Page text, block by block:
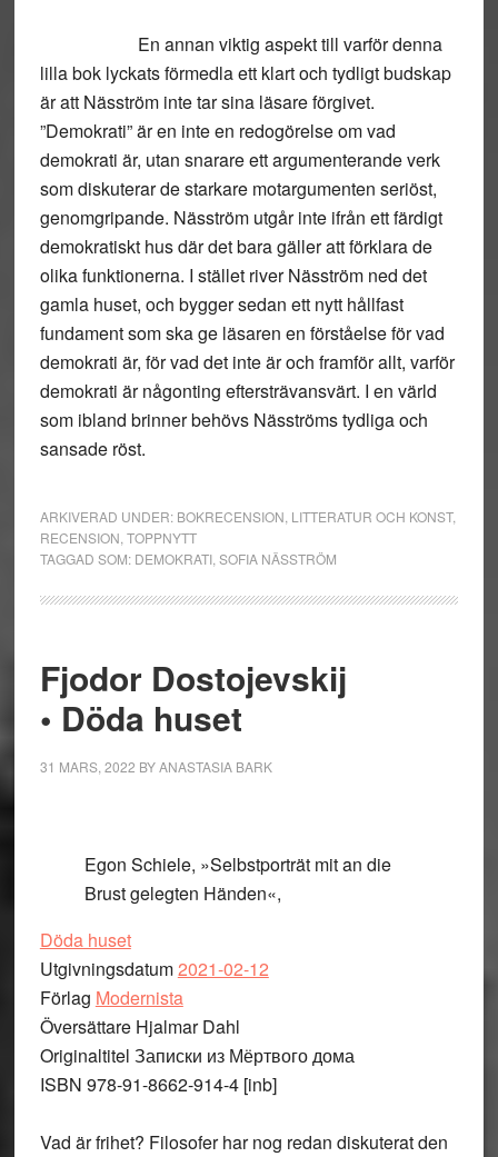
En annan viktig aspekt till varför denna
lilla bok lyckats förmedla ett klart och tydligt budskap
är att Näsström inte tar sina läsare förgivet.
”Demokrati” är en inte en redogörelse om vad
demokrati är, utan snarare ett argumenterande verk
som diskuterar de starkare motargumenten seriöst,
genomgripande. Näsström utgår inte ifrån ett färdigt
demokratiskt hus där det bara gäller att förklara de
olika funktionerna. I stället river Näsström ned det
gamla huset, och bygger sedan ett nytt hållfast
fundament som ska ge läsaren en förståelse för vad
demokrati är, för vad det inte är och framför allt, varför
demokrati är någonting eftersträvansvärt. I en värld
som ibland brinner behövs Näsströms tydliga och
sansade röst.
ARKIVERAD UNDER: BOKRECENSION LITTERATUR OCH KONST,
RECENSION TOPPNYTT
TAGGAD SOM: DEMOKRATI, SOFIA NÄSSTRÖM
Fjodor Dostojevskij
• Döda huset
31 MARS, 2022 BYANASTASIA BARK
Egon Schiele, »Selbstporträt mit an die
Brust gelegten Händen«,
Döda huset
Utgivningsdatum2021-02-12
Förlag Modernista
Översättare Hjalmar Dahl
Originaltitel Записки из Мёртвого дома
ISBN 978-91-8662-914-4 [inb]
Vad är frihet? Filosofer har nog redan diskuterat den